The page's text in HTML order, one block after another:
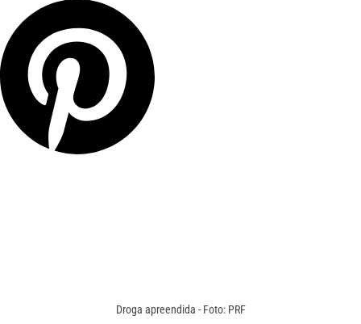
Droga apreendida - Foto: PRF